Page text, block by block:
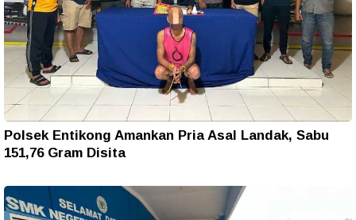
Polsek Entikong Amankan Pria Asal Landak, Sabu
151,76 Gram Disita